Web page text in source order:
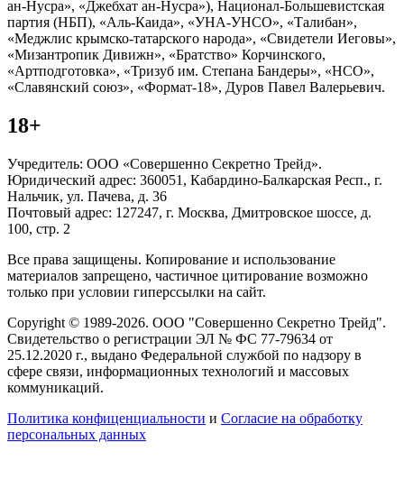
ан-Нусра», «Джебхат ан-Нусра»), Национал-Большевистская
партия (НБП), «Аль-Каида», «УНА-УНСО», «Талибан»,
«Меджлис крымско-татарского народа», «Свидетели Иеговы»,
«Мизантропик Дивижн», «Братство» Корчинского,
«Артподготовка», «Тризуб им. Степана Бандеры», «НСО»,
«Славянский союз», «Формат-18», Дуров Павел Валерьевич.
18+
Учредитель: ООО «Совершенно Секретно Трейд».
Юридический адрес: 360051, Кабардино-Балкарская Респ., г.
Нальчик, ул. Пачева, д. 36
Почтовый адрес: 127247, г. Москва, Дмитровское шоссе, д.
100, стр. 2
Все права защищены. Копирование и использование
материалов запрещено, частичное цитирование возможно
только при условии гиперссылки на сайт.
Copyright © 1989-2026. ООО "Совершенно Секретно Трейд".
Свидетельство о регистрации ЭЛ № ФС 77-79634 от
25.12.2020 г., выдано Федеральной службой по надзору в
сфере связи, информационных технологий и массовых
коммуникаций.
Политика конфиценциальности и Согласие на обработку
персональных данных